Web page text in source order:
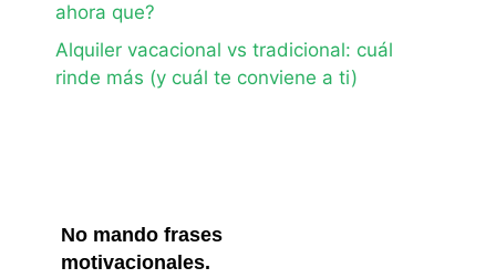
ahora que?
Alquiler vacacional vs tradicional: cuál
rinde más (y cuál te conviene a ti)
No mando frases
motivacionales.